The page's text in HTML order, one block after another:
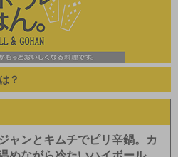
？
ャンとキムチでピリ辛鍋。カ